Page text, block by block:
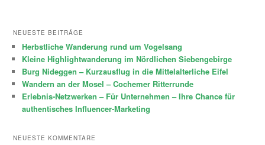
NEUESTE BEITRÄGE
Herbstliche Wanderung rund um Vogelsang
Kleine Highlightwanderung im Nördlichen Siebengebirge
Burg Nideggen – Kurzausflug in die Mittelalterliche Eifel
Wandern an der Mosel – Cochemer Ritterrunde
Erlebnis-Netzwerken – Für Unternehmen – Ihre Chance für
authentisches Influencer-Marketing
NEUESTE KOMMENTARE